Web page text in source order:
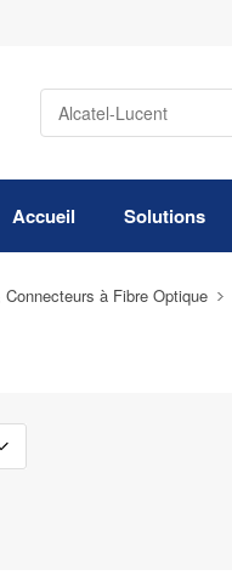
Accueil Solutions
à Fibre Optique